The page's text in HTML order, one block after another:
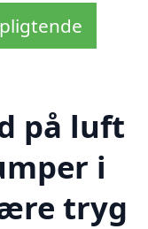
på luft
i
tryg